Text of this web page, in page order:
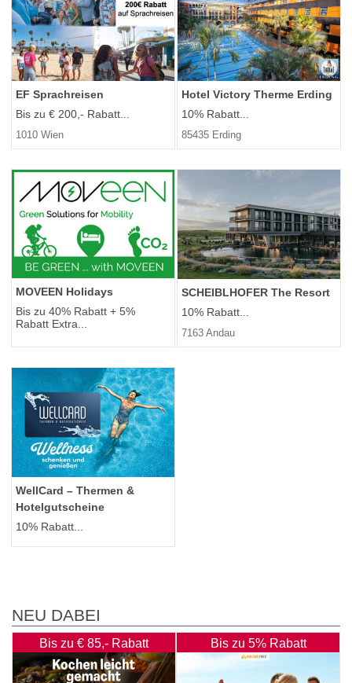
EF Sprachreisen
Bis zu € 200,- Rabatt...
1010 Wien
Hotel Victory Therme Erding
10% Rabatt...
85435 Erding
MOVEEN Holidays
Bis zu 40% Rabatt + 5%
Rabatt Extra...
SCHEIBLHOFER The Resort
10% Rabatt...
7163 Andau
WellCard – Thermen &
Hotelgutscheine
10% Rabatt...
NEU DABEI
Bis zu € 85,- Rabatt Bis zu 5% Rabatt